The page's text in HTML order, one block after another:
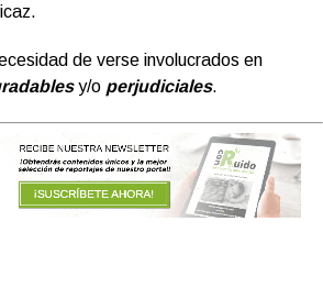
de verse involucrados en
y/o perjudiciales.